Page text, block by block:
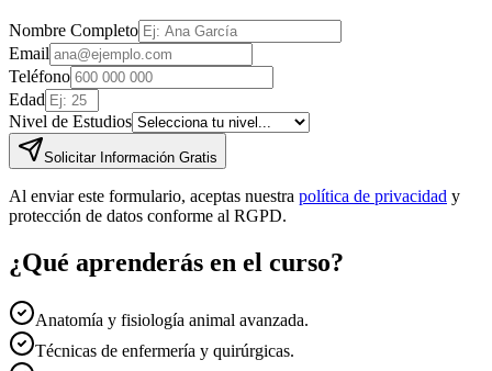
Nombre Completo
Email
Teléfono
Edad
Nivel de Estudios
Solicitar Información Gratis
Al enviar este formulario, aceptas nuestra política de privacidad y
protección de datos conforme al RGPD.
¿Qué aprenderás en el curso?
Anatomía y fisiología animal avanzada.
Técnicas de enfermería y quirúrgicas.